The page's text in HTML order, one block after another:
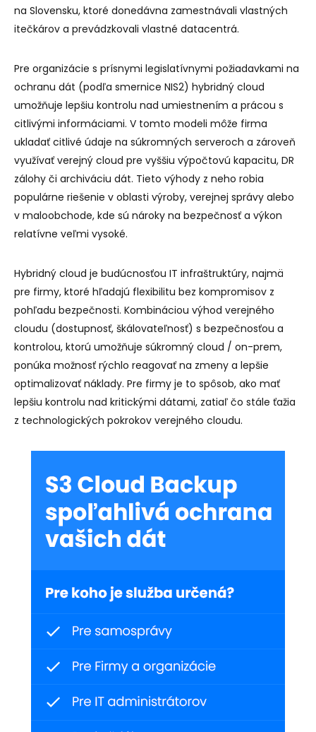
na Slovensku, ktoré donedávna zamestnávali vlastných
itečkárov a prevádzkovali vlastné datacentrá.
Pre organizácie s prísnymi legislatívnymi požiadavkami na
ochranu dát (podľa smernice NIS2) hybridný cloud
umožňuje lepšiu kontrolu nad umiestnením a prácou s
citlivými informáciami. V tomto modeli môže firma
ukladať citlivé údaje na súkromných serveroch a zároveň
využívať verejný cloud pre vyššiu výpočtovú kapacitu, DR
zálohy či archiváciu dát. Tieto výhody z neho robia
populárne riešenie v oblasti výroby, verejnej správy alebo
v maloobchode, kde sú nároky na bezpečnosť a výkon
relatívne veľmi vysoké.
Hybridný cloud je budúcnosťou IT infraštruktúry, najmä
pre firmy, ktoré hľadajú flexibilitu bez kompromisov z
pohľadu bezpečnosti. Kombináciou výhod verejného
cloudu (dostupnosť, škálovateľnosť) s bezpečnosťou a
kontrolou, ktorú umožňuje súkromný cloud / on-prem,
ponúka možnosť rýchlo reagovať na zmeny a lepšie
optimalizovať náklady. Pre firmy je to spôsob, ako mať
lepšiu kontrolu nad kritickými dátami, zatiaľ čo stále ťažia
z technologických pokrokov verejného cloudu.